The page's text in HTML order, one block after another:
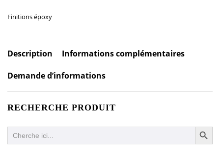
Finitions époxy
Description Informations complémentaires
Demande d’informations
RECHERCHE PRODUIT
Search
for:
SEARCH